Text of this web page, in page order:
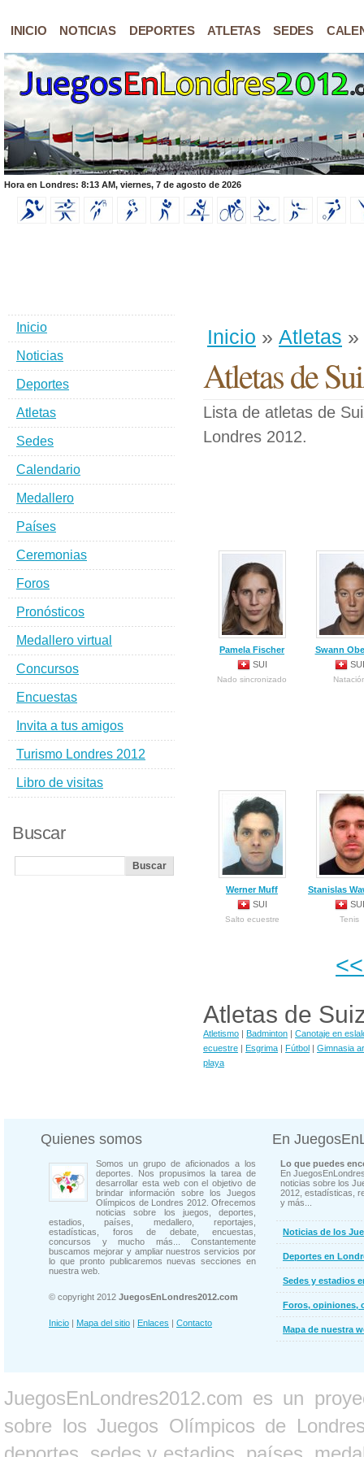
INICIO NOTICIAS DEPORTES ATLETAS SEDES
Hora en Londres: 8:13 AM, viernes, 7 de agosto de 2026
Inicio » Atletas »
Atletas de
Lista de atletas de
Londres 2012.
Pamela Fischer
SUI
Nado sincronizado
Swann
SUI
Werner Muff
SUI
Salto ecuestre
Stanislas
SUI
Tenis
Atletas de
Atletismo | Badminton | Canotaje en
ecuestre | Esgrima | Fútbol | Gimnasia
playa
Inicio
Noticias
Deportes
Atletas
Sedes
Calendario
Medallero
Países
Ceremonias
Foros
Pronósticos
Medallero virtual
Concursos
Encuestas
Invita a tus amigos
Turismo Londres 2012
Libro de visitas
Buscar
Quienes somos
Somos un grupo de aficionados a los
deportes. Nos propusimos la tarea de
desarrollar esta web con el objetivo de
brindar información sobre los Juegos
Olímpicos de Londres 2012. Ofrecemos
noticias sobre los juegos, deportes,
estadios, países, medallero, reportajes,
estadísticas, foros de debate, encuestas,
concursos y mucho más... Constantemente
buscamos mejorar y ampliar nuestros servicios por
lo que pronto publicaremos nuevas secciones en
nuestra web.
© copyright 2012 JuegosEnLondres2012.com
Inicio | Mapa del sitio | Enlaces | Contacto
En
Lo que puedes
En
noticias sobre los
2012, estadísticas,
y más...
Noticias de los
Deportes en
Sedes y estadios
Foros, opiniones,
Mapa de nuestra
JuegosEnLondres2012.com es un
sobre los Juegos Olímpicos de